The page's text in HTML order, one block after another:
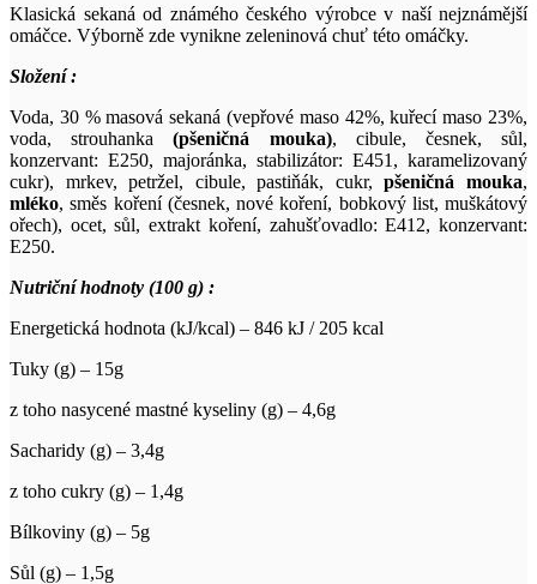
Klasická sekaná od známého českého výrobce v naší nejznámější
omáčce. Výborně zde vynikne zeleninová chuť této omáčky.
Složení :
Voda, 30 % masová sekaná (vepřové maso 42%, kuřecí maso 23%,
voda, strouhanka(pšeničná mouka), cibule, česnek, sůl,
konzervant: E250, majoránka, stabilizátor: E451, karamelizovaný
cukr), mrkev, petržel, cibule, pastiňák, cukr,pšeničná mouka,
mléko, směs koření (česnek, nové koření, bobkový list, muškátový
ořech), ocet, sůl, extrakt koření, zahušťovadlo: E412, konzervant:
E250.
Nutriční hodnoty (100 g) :
Energetická hodnota (kJ/kcal) – 846 kJ / 205 kcal
Tuky (g) – 15g
z toho nasycené mastné kyseliny (g) – 4,6g
Sacharidy (g) – 3,4g
z toho cukry (g) – 1,4g
Bílkoviny (g) – 5g
Sůl (g) – 1,5g